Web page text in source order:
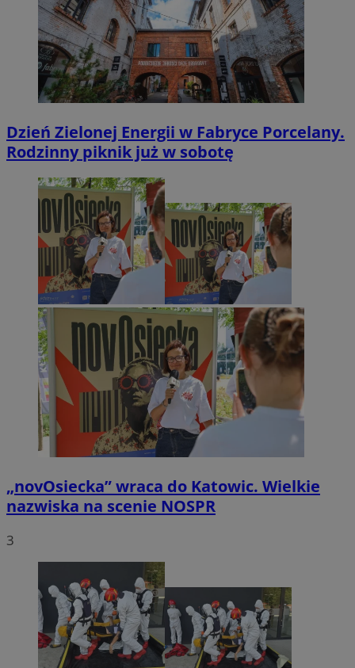
Dzień Zielonej Energii w Fabryce Porcelany.
Rodzinny piknik już w sobotę
„novOsiecka” wraca do Katowic. Wielkie
nazwiska na scenie NOSPR
3